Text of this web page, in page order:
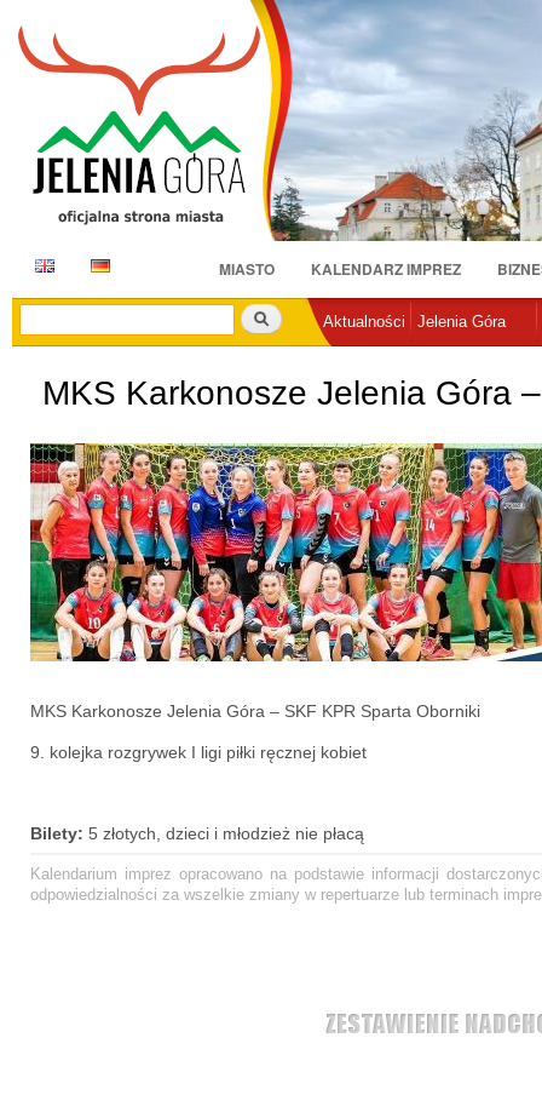
E
D
MIASTO KALENDARZ IMPREZ
Szukaj
Aktualności Jelenia Góra
MKS Karkonosze Jelenia Góra
MKS Karkonosze Jelenia Góra – SKF KPR Sparta Oborniki
9. kolejka rozgrywek I ligi piłki ręcznej kobiet
Bilety: 5 złotych, dzieci i młodzież nie płacą
Kalendarium imprez opracowano na podstawie informacji
odpowiedzialności za wszelkie zmiany w repertuarze lub terminach